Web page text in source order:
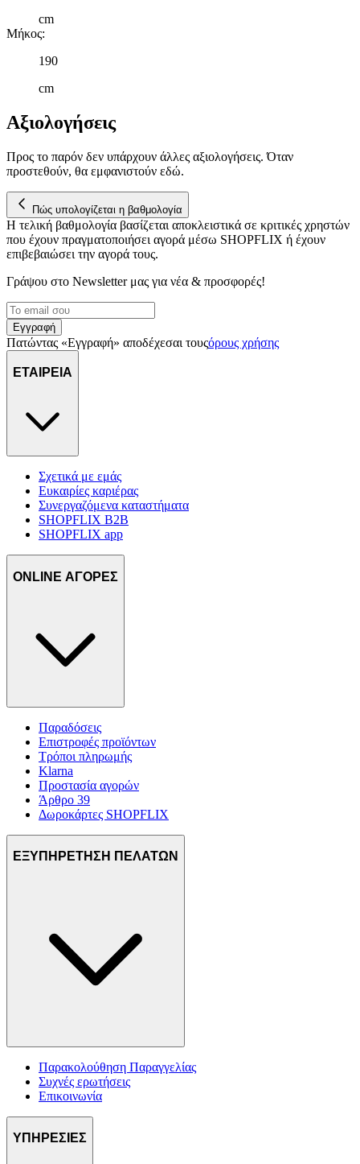
cm
Μήκος:
190
cm
Αξιολογήσεις
Προς το παρόν δεν υπάρχουν άλλες αξιολογήσεις. Όταν
προστεθούν, θα εμφανιστούν εδώ.
Πώς υπολογίζεται η βαθμολογία
Η τελική βαθμολογία βασίζεται αποκλειστικά σε κριτικές χρηστών
που έχουν πραγματοποιήσει αγορά μέσω SHOPFLIX ή έχουν
επιβεβαιώσει την αγορά τους.
Γράψου στο Νewsletter μας για νέα & προσφορές!
Εγγραφή
Πατώντας «Εγγραφή» αποδέχεσαι τουςόρους χρήσης
ΕΤΑΙΡΕΙΑ
Σχετικά με εμάς
Ευκαιρίες καριέρας
Συνεργαζόμενα καταστήματα
SHOPFLIX B2B
SHOPFLIX app
ONLINE ΑΓΟΡΕΣ
Παραδόσεις
Επιστροφές προϊόντων
Τρόποι πληρωμής
Klarna
Προστασία αγορών
Άρθρο 39
Δωροκάρτες SHOPFLIX
ΕΞΥΠΗΡΕΤΗΣΗ ΠΕΛΑΤΩΝ
Παρακολούθηση Παραγγελίας
Συχνές ερωτήσεις
Επικοινωνία
ΥΠΗΡΕΣΙΕΣ